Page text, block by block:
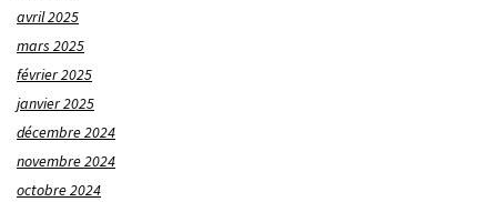
avril 2025
mars 2025
février 2025
janvier 2025
décembre 2024
novembre 2024
octobre 2024